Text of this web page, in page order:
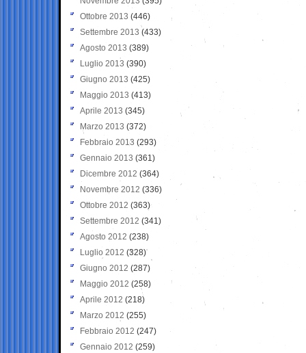
Ottobre 2013 (446)
Settembre 2013 (433)
Agosto 2013 (389)
Luglio 2013 (390)
Giugno 2013 (425)
Maggio 2013 (413)
Aprile 2013 (345)
Marzo 2013 (372)
Febbraio 2013 (293)
Gennaio 2013 (361)
Dicembre 2012 (364)
Novembre 2012 (336)
Ottobre 2012 (363)
Settembre 2012 (341)
Agosto 2012 (238)
Luglio 2012 (328)
Giugno 2012 (287)
Maggio 2012 (258)
Aprile 2012 (218)
Marzo 2012 (255)
Febbraio 2012 (247)
Gennaio 2012 (259)